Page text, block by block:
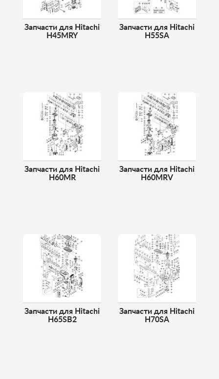
Запчасти для Hitachi
H45MRY
Запчасти для Hitachi
H55SA
Запчасти для Hitachi
H60MR
Запчасти для Hitachi
H60MRV
Запчасти для Hitachi
H65SB2
Запчасти для Hitachi
H70SA